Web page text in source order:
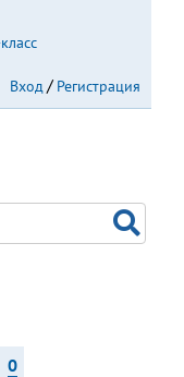
Вход
Регистрация
0